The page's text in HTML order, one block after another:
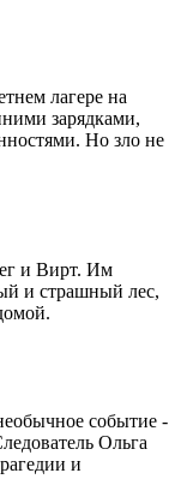
лагере на
зарядками,
Но зло не
и Вирт. Им
и страшный лес,
событие -
Ольга
и